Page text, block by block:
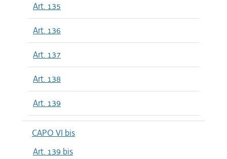
Art. 135
Art. 136
Art. 137
Art. 138
Art. 139
CAPO VI bis
Art. 139 bis